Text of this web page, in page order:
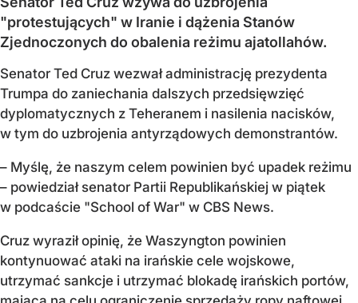
"protestujących" w Iranie i dążenia Stanów
Zjednoczonych do obalenia reżimu ajatollahów.
Senator Ted Cruz wezwał administrację prezydenta
Trumpa do zaniechania dalszych przedsięwzięć
dyplomatycznych z Teheranem i nasilenia nacisków,
w tym do uzbrojenia antyrządowych demonstrantów.
– Myślę, że naszym celem powinien być upadek reżimu
– powiedział senator Partii Republikańskiej w piątek
w podcaście "School of War" w CBS News.
Cruz wyraził opinię, że Waszyngton powinien
kontynuować ataki na irańskie cele wojskowe,
utrzymać sankcje i utrzymać blokadę irańskich portów,